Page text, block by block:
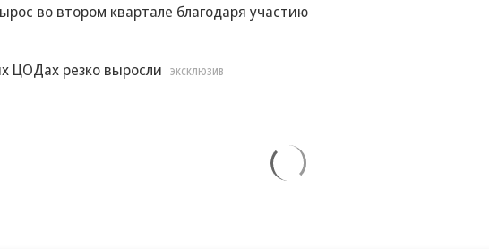
во втором квартале благодаря участию
ЦОДах резко выросли ЭКСКЛЮЗИВ